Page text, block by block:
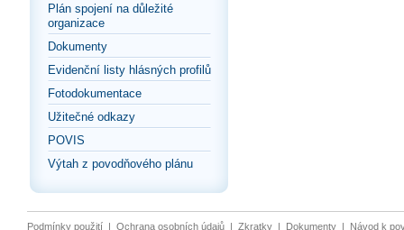
Plán spojení na důležité
organizace
Dokumenty
Evidenční listy hlásných profilů
Fotodokumentace
Užitečné odkazy
POVIS
Výtah z povodňového plánu
Podmínky použití | Ochrana osobních údajů | Zkratky | Dokumenty | Návod k